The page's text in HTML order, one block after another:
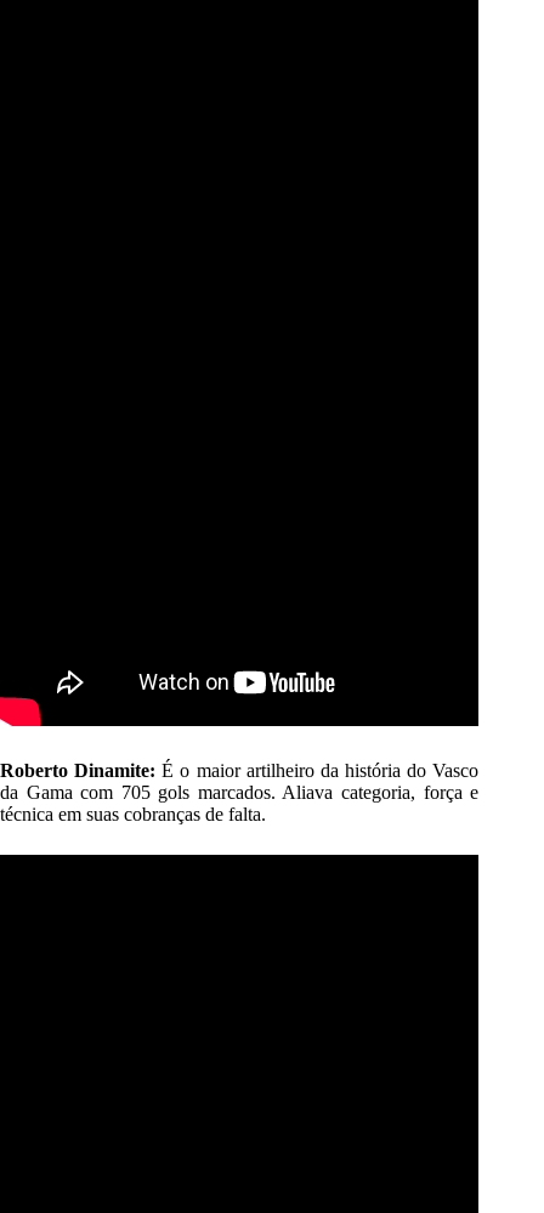
Roberto Dinamite:É o maior artilheiro da história do Vasco
da Gama com 705 gols marcados. Aliava categoria, força e
técnica em suas cobranças de falta.